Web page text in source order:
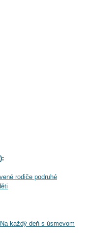
:
rodiče podruhé
každý deň s úsmevom